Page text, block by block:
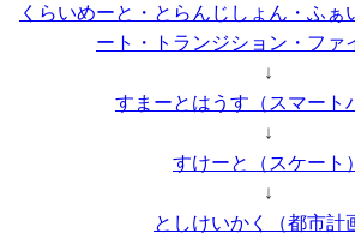
くらいめーと・とらんじしょん・ふぁ
ート・トランジション・ファ
↓
すまーとはうす（スマート
↓
すけーと（スケート）
↓
としけいかく（都市計